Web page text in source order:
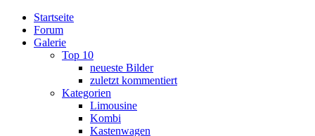
Startseite
Forum
Galerie
Top 10
neueste Bilder
zuletzt kommentiert
Kategorien
Limousine
Kombi
Kastenwagen